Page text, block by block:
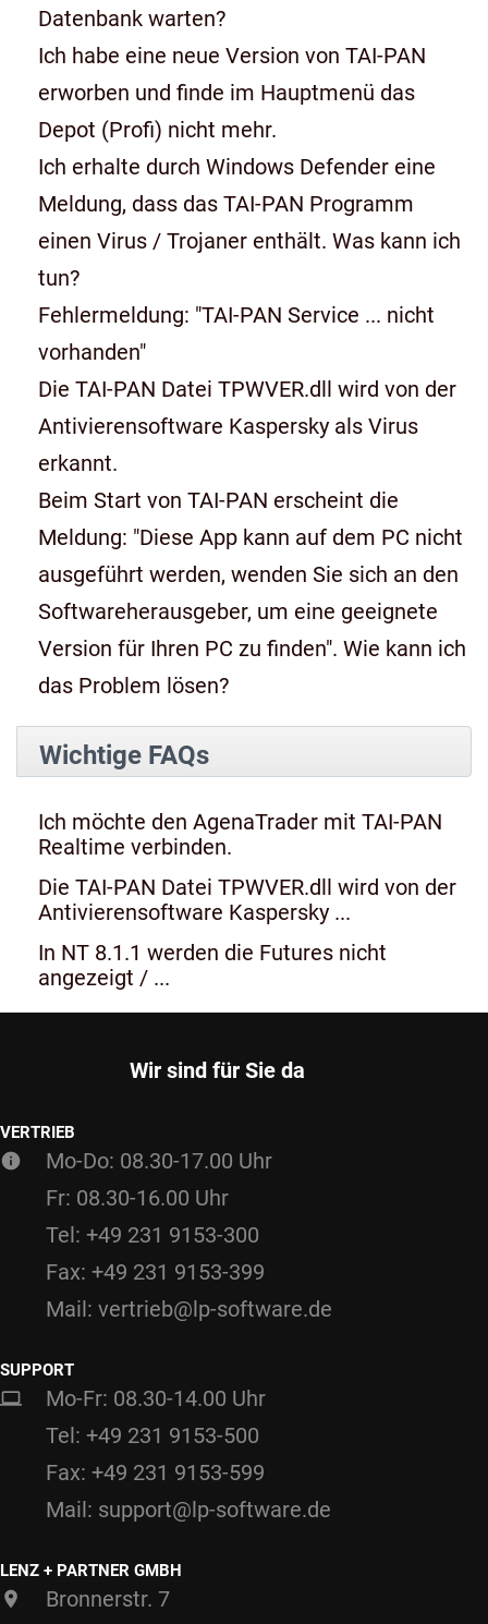
Datenbank warten?
Ich habe eine neue Version von TAI-PAN
erworben und finde im Hauptmenü das
Depot (Profi) nicht mehr.
Ich erhalte durch Windows Defender eine
Meldung, dass das TAI-PAN Programm
einen Virus / Trojaner enthält. Was kann ich
tun?
Fehlermeldung: "TAI-PAN Service ... nicht
vorhanden"
Die TAI-PAN Datei TPWVER.dll wird von der
Antivierensoftware Kaspersky als Virus
erkannt.
Beim Start von TAI-PAN erscheint die
Meldung: "Diese App kann auf dem PC nicht
ausgeführt werden, wenden Sie sich an den
Softwareherausgeber, um eine geeignete
Version für Ihren PC zu finden". Wie kann ich
das Problem lösen?
Wichtige FAQs
Ich möchte den AgenaTrader mit TAI-PAN
Realtime verbinden.
Die TAI-PAN Datei TPWVER.dll wird von der
Antivierensoftware Kaspersky ...
In NT 8.1.1 werden die Futures nicht
angezeigt / ...
Wir sind für Sie da
VERTRIEB
Mo-Do: 08.30-17.00 Uhr
Fr: 08.30-16.00 Uhr
Tel: +49 231 9153-300
Fax: +49 231 9153-399
Mail: vertrieb@lp-software.de
SUPPORT
Mo-Fr: 08.30-14.00 Uhr
Tel: +49 231 9153-500
Fax: +49 231 9153-599
Mail: support@lp-software.de
LENZ + PARTNER GMBH
Bronnerstr. 7